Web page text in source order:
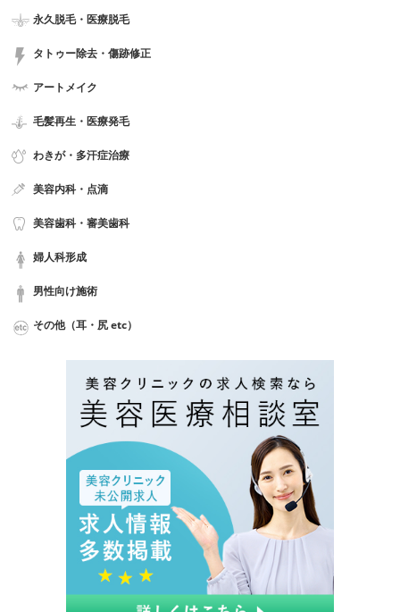
永久脱毛・医療脱毛
タトゥー除去・傷跡修正
アートメイク
毛髪再生・医療発毛
わきが・多汗症治療
美容内科・点滴
美容歯科・審美歯科
婦人科形成
男性向け施術
その他（耳・尻 etc）